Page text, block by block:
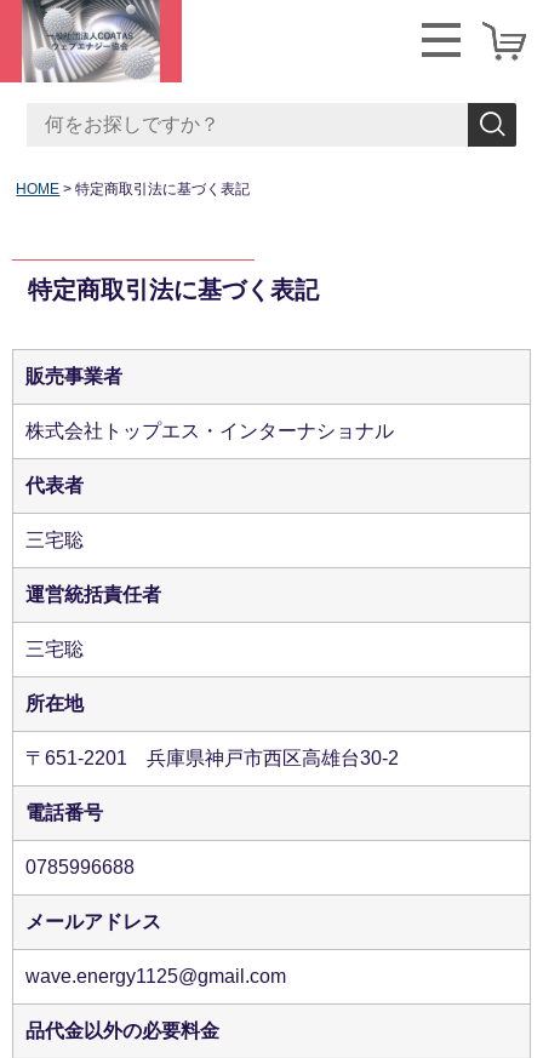
HOME 特定商取引法に基づく表記
特定商取引法に基づく表記
販売事業者
株式会社トップエス・インターナショナル
代表者
三宅聡
運営統括責任者
三宅聡
所在地
〒651-2201 兵庫県神戸市西区高雄台30-2
電話番号
0785996688
メールアドレス
wave.energy1125@gmail.com
品代金以外の必要料金